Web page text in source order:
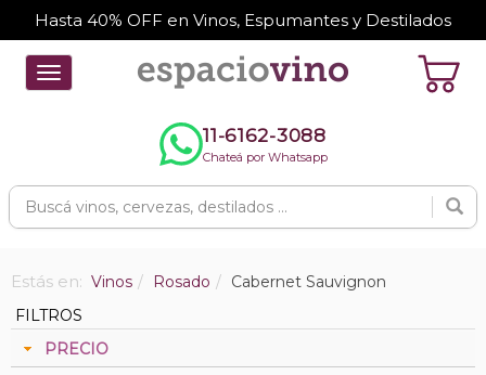
Hasta 40% OFF en Vinos, Espumantes y Destilados
Toggle
navigation
11-6162-3088
Chateá por Whatsapp
Estás en: Vinos Rosado
Cabernet Sauvignon
FILTROS
PRECIO